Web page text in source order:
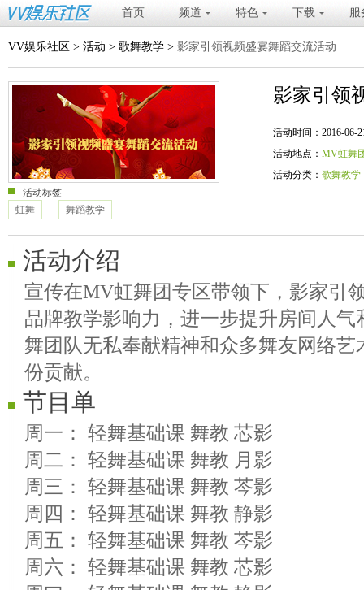
首页 频道 特色 下载 服
VV娱乐社区 > 活动 > 歌舞教学 > 影家引领视频盛宴舞蹈交流活动
影家引领
活动时间：2016-06-
活动地点： MV虹舞
活动分类： 歌舞教学
活动标签
虹舞
舞蹈教学
活动介绍
宣传在MV虹舞团专区带领下，影家引
品牌教学影响力，进一步提升房间人
舞团队无私奉献精神和众多舞友网络
份贡献。
节目单
周一： 轻舞基础课 舞教 芯影
周二： 轻舞基础课 舞教 月影
周三： 轻舞基础课 舞教 芩影
周四： 轻舞基础课 舞教 静影
周五： 轻舞基础课 舞教 芩影
周六： 轻舞基础课 舞教 芯影